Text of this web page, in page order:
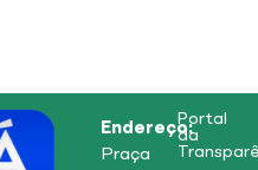
Endereço:
Praça
Portal
da